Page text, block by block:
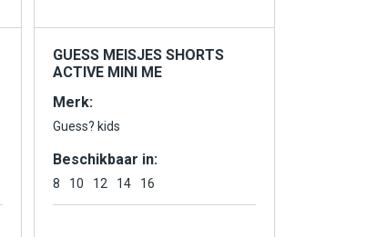
GUESS MEISJES SHORTS
ACTIVE MINI ME
Merk:
Guess? kids
Beschikbaar in:
8 10 12 14 16